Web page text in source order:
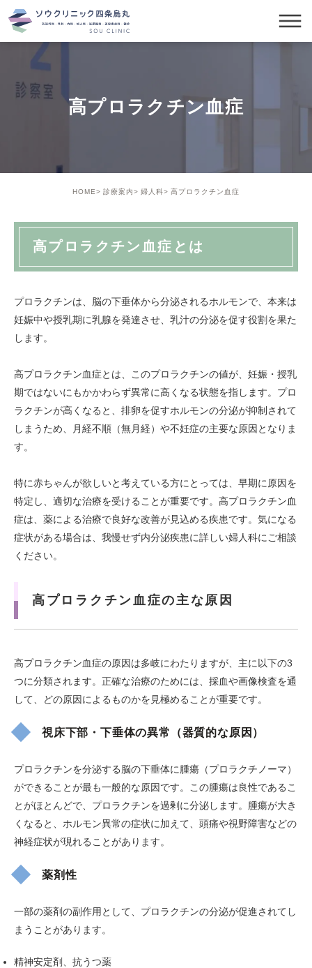
高プロラクチン血症
HOME 診療案内 婦人科 高プロラクチン血症
高プロラクチン血症とは
プロラクチンは、脳の下垂体から分泌されるホルモンで、本来は
妊娠中や授乳期に乳腺を発達させ、乳汁の分泌を促す役割を果た
します。
高プロラクチン血症とは、このプロラクチンの値が、妊娠・授乳
期ではないにもかかわらず異常に高くなる状態を指します。プロ
ラクチンが高くなると、排卵を促すホルモンの分泌が抑制されて
しまうため、月経不順（無月経）や不妊症の主要な原因となりま
す。
特に赤ちゃんが欲しいと考えている方にとっては、早期に原因を
特定し、適切な治療を受けることが重要です。高プロラクチン血
症は、薬による治療で良好な改善が見込める疾患です。気になる
症状がある場合は、我慢せず内分泌疾患に詳しい婦人科にご相談
ください。
高プロラクチン血症の主な原因
高プロラクチン血症の原因は多岐にわたりますが、主に以下の3
つに分類されます。正確な治療のためには、採血や画像検査を通
して、どの原因によるものかを見極めることが重要です。
視床下部・下垂体の異常（器質的な原因）
プロラクチンを分泌する脳の下垂体に腫瘍（プロラクチノーマ）
ができることが最も一般的な原因です。この腫瘍は良性であるこ
とがほとんどで、プロラクチンを過剰に分泌します。腫瘍が大き
くなると、ホルモン異常の症状に加えて、頭痛や視野障害などの
神経症状が現れることがあります。
薬剤性
一部の薬剤の副作用として、プロラクチンの分泌が促進されてし
まうことがあります。
精神安定剤、抗うつ薬